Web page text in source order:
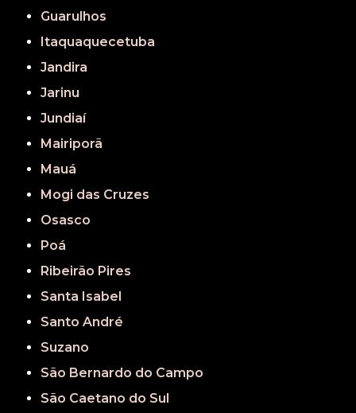
Guarulhos
Itaquaquecetuba
Jandira
Jarinu
Jundiaí
Mairiporã
Mauá
Mogi das Cruzes
Osasco
Poá
Ribeirão Pires
Santa Isabel
Santo André
Suzano
São Bernardo do Campo
São Caetano do Sul